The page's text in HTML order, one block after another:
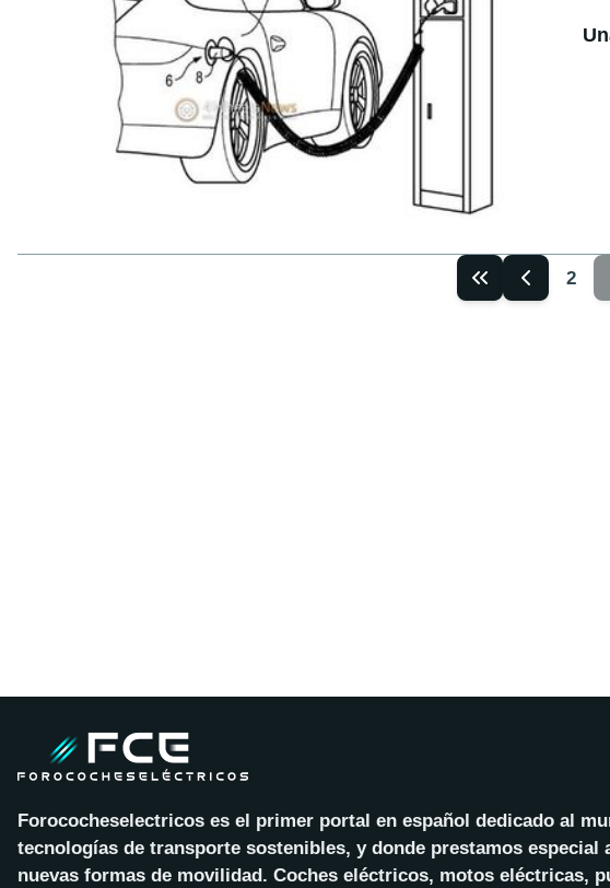
2
Forococheselectricos es el primer portal en español dedicado al
tecnologías de transporte sostenibles, y donde prestamos especial
nuevas formas de movilidad. Coches eléctricos, motos eléctricas,